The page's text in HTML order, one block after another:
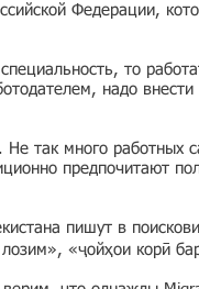
Федерации,
то
надо внести
так много работных
предпочитают
пишут в
«ҷойҳои корӣ